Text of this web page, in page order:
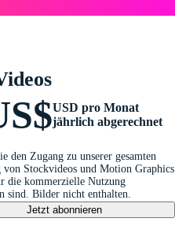
USD pro Monat
jährlich abgerechnet
den Zugang zu unserer gesamten
von Stockvideos und Motion Graphics
die kommerzielle Nutzung
sind. Bilder nicht enthalten.
Jetzt abonnieren